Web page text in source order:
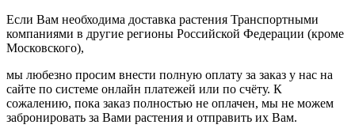
Если Вам необходима доставка растения Транспортными
компаниями в другие регионы Российской Федерации (кроме
Московского),
мы любезно просим внести полную оплату за заказ у нас на
сайте по системе онлайн платежей или по счёту. К
сожалению, пока заказ полностью не оплачен, мы не можем
забронировать за Вами растения и отправить их Вам.